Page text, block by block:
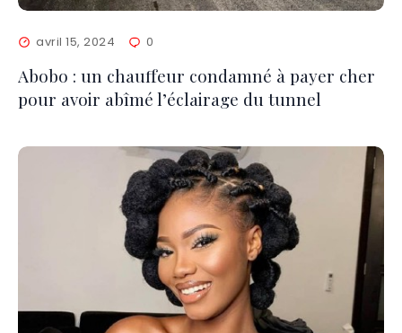
avril 15, 2024 0
Abobo : un chauffeur condamné à payer cher
pour avoir abîmé l’éclairage du tunnel